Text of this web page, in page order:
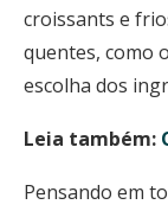
croissants e
quentes, como
escolha dos
Leia também:
Pensando em